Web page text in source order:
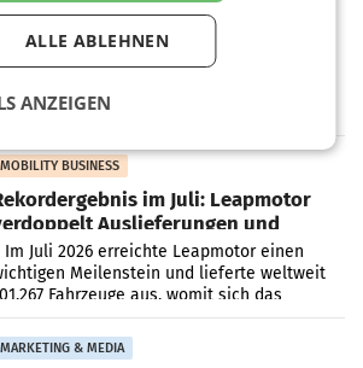
bereit für den Wechsel: Jürgen
Albrecht setzt ab 1.1.2027 auf Adeg
WIENER NEUDORF. – Die geplante
Kaufmann Jürgen Albrecht ist
Bundeskartellanwalt
MOBILITY BUSINESS
im Juli: Leapmotor
Auslieferungen und
die 100.000er-Marke
Im Juli 2026 erreichte Leapmotor einen
Meilenstein und lieferte weltweit
Fahrzeuge aus, womit sich das
gegenüber Juli 2025 mehr als
(+102
MARKETING & MEDIA
ALLE ABLEHNEN
ANZEIGEN